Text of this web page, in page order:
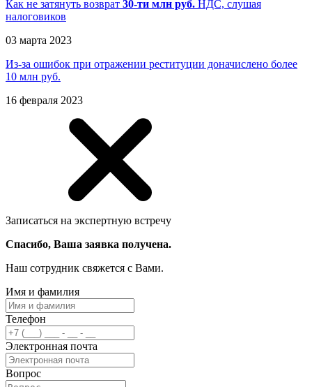
Как не затянуть возврат 30-ти млн руб. НДС, слушая
налоговиков
03 марта 2023
Из-за ошибок при отражении реституции доначислено более
10 млн руб.
16 февраля 2023
Записаться на экспертную встречу
Спасибо, Ваша заявка получена.
Наш сотрудник свяжется с Вами.
Имя и фамилия
Телефон
Электронная почта
Вопрос